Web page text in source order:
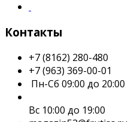
Контакты
+7 (8162) 280-480
+7 (963) 369-00-01
Пн-Сб 09:00 до 20:00
Вс 10:00 до 19:00